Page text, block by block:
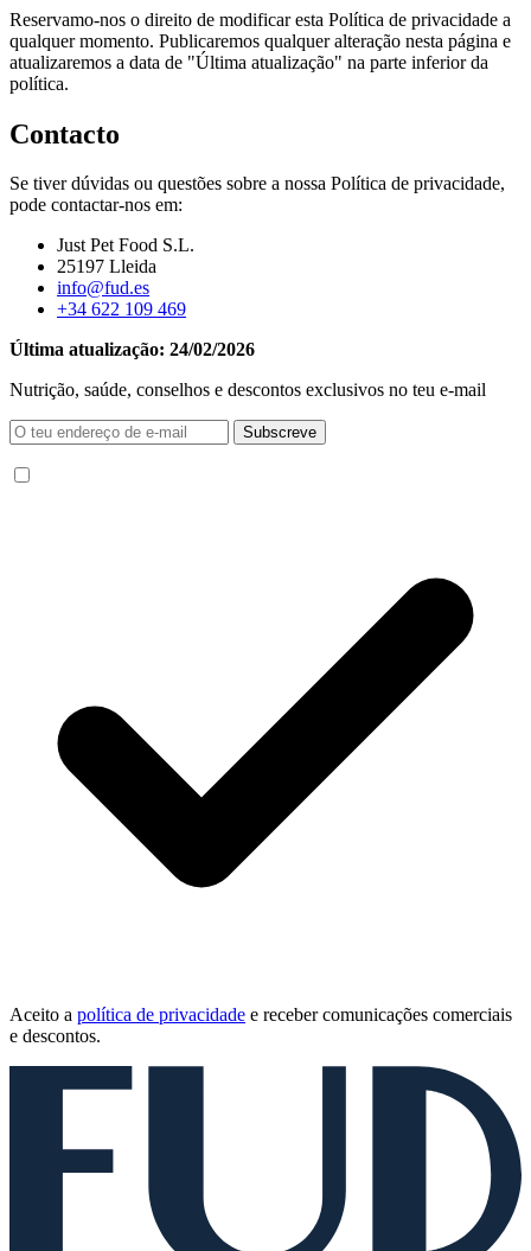
Reservamo-nos o direito de modificar esta Política de privacidade a
qualquer momento. Publicaremos qualquer alteração nesta página e
atualizaremos a data de "Última atualização" na parte inferior da
política.
Contacto
Se tiver dúvidas ou questões sobre a nossa Política de privacidade,
pode contactar-nos em:
Just Pet Food S.L.
25197 Lleida
info@fud.es
+34 622 109 469
Última atualização: 24/02/2026
Nutrição, saúde, conselhos e descontos exclusivos no teu e-mail
Subscreve
Aceito a política de privacidade e receber comunicações comerciais
e descontos.